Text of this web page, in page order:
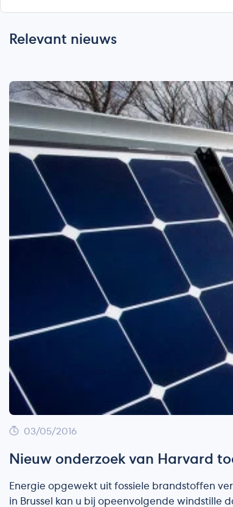
Relevant nieuws
03/05/2016
Nieuw onderzoek van Harvard
Energie opgewekt uit fossiele brandstoffen
in Brussel kan u bij opeenvolgende windstille